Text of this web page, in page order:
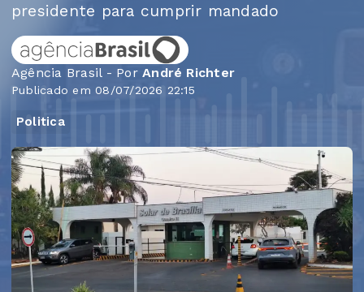
presidente para cumprir mandado
Agência Brasil - PorAndré Richter
Publicado em 08/07/2026 22:15
Politica